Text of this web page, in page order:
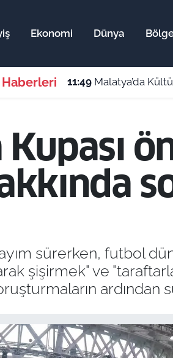
Ekonomi Dünya
Haberleri 11:49 Malatya’da
sürerken, futbol
şişirmek" ve